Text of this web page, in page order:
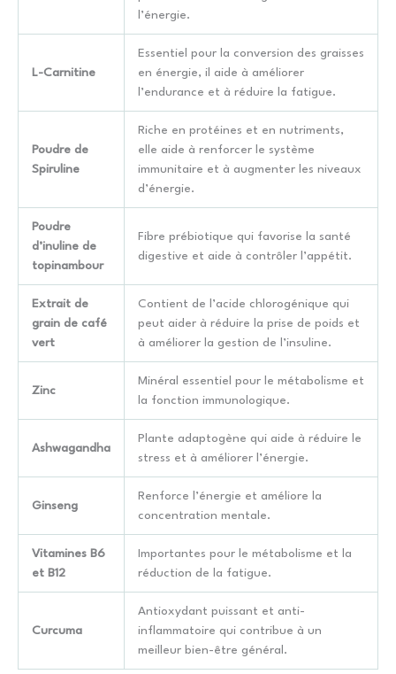
l’énergie.
L-Carnitine
Essentiel pour la conversion des graisses
en énergie, il aide à améliorer
l’endurance et à réduire la fatigue.
Poudre de
Spiruline
Riche en protéines et en nutriments,
elle aide à renforcer le système
immunitaire et à augmenter les niveaux
d’énergie.
Poudre
d’inuline de
topinambour
Fibre prébiotique qui favorise la santé
digestive et aide à contrôler l’appétit.
Extrait de
grain de café
vert
Contient de l’acide chlorogénique qui
peut aider à réduire la prise de poids et
à améliorer la gestion de l’insuline.
Zinc
Minéral essentiel pour le métabolisme et
la fonction immunologique.
Ashwagandha
Plante adaptogène qui aide à réduire le
stress et à améliorer l’énergie.
Ginseng
Renforce l’énergie et améliore la
concentration mentale.
Vitamines B6
et B12
Importantes pour le métabolisme et la
réduction de la fatigue.
Curcuma
Antioxydant puissant et anti-
inflammatoire qui contribue à un
meilleur bien-être général.